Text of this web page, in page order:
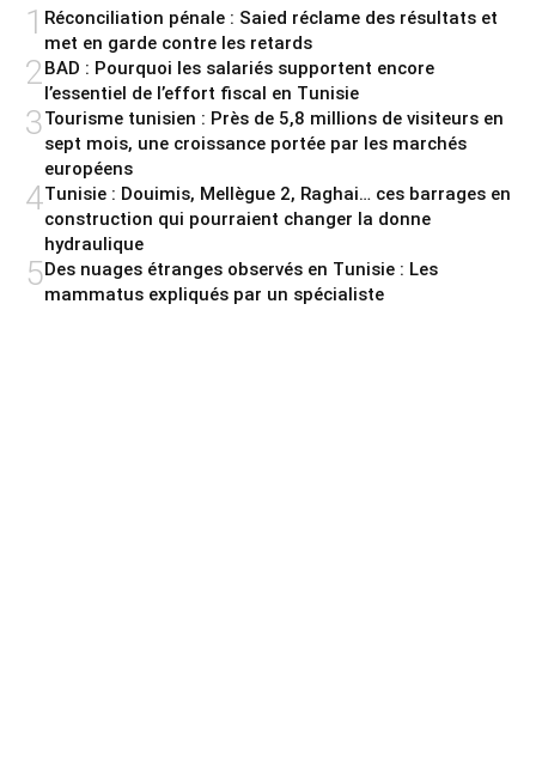
1 Réconciliation pénale : Saied réclame des résultats et
met en garde contre les retards
2 BAD : Pourquoi les salariés supportent encore
l’essentiel de l’effort fiscal en Tunisie
3Tourisme tunisien : Près de 5,8 millions de visiteurs en
sept mois, une croissance portée par les marchés
européens
4Tunisie : Douimis, Mellègue 2, Raghai… ces barrages en
construction qui pourraient changer la donne
hydraulique
5Des nuages étranges observés en Tunisie : Les
mammatus expliqués par un spécialiste